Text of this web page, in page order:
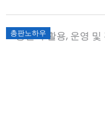
총판노하우
Posted
on